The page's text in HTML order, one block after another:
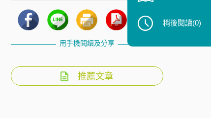
用手機閱讀及分享
推薦文章
稍後閱讀(0)